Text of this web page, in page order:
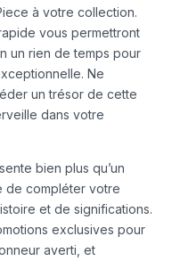
à votre collection.
vous permettront
un rien de temps pour
Ne
un trésor de cette
dans votre
bien plus qu’un
de compléter votre
et de significations.
exclusives pour
averti, et